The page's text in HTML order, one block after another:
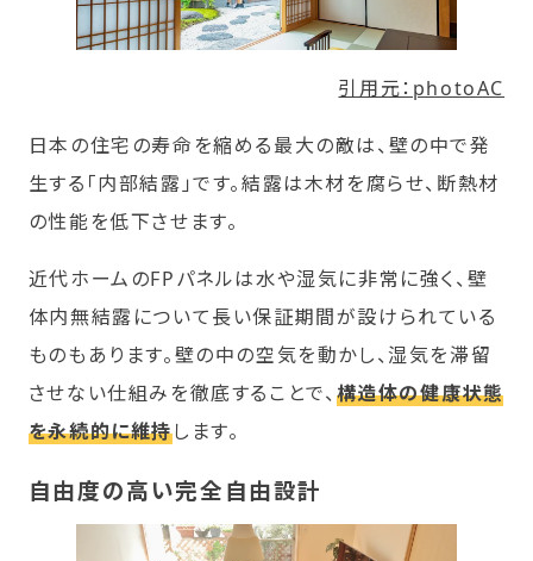
引用元：photoAC
日本の住宅の寿命を縮める最大の敵は、壁の中で発
生する「内部結露」です。結露は木材を腐らせ、断熱材
の性能を低下させます。
近代ホームのFPパネルは水や湿気に非常に強く、壁
体内無結露について長い保証期間が設けられている
ものもあります。壁の中の空気を動かし、湿気を滞留
させない仕組みを徹底することで、構造体の健康状態
を永続的に維持します。
自由度の高い完全自由設計